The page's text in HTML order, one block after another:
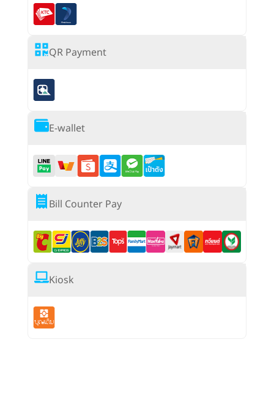
QR Payment
E-wallet
Bill Counter Pay
Kiosk